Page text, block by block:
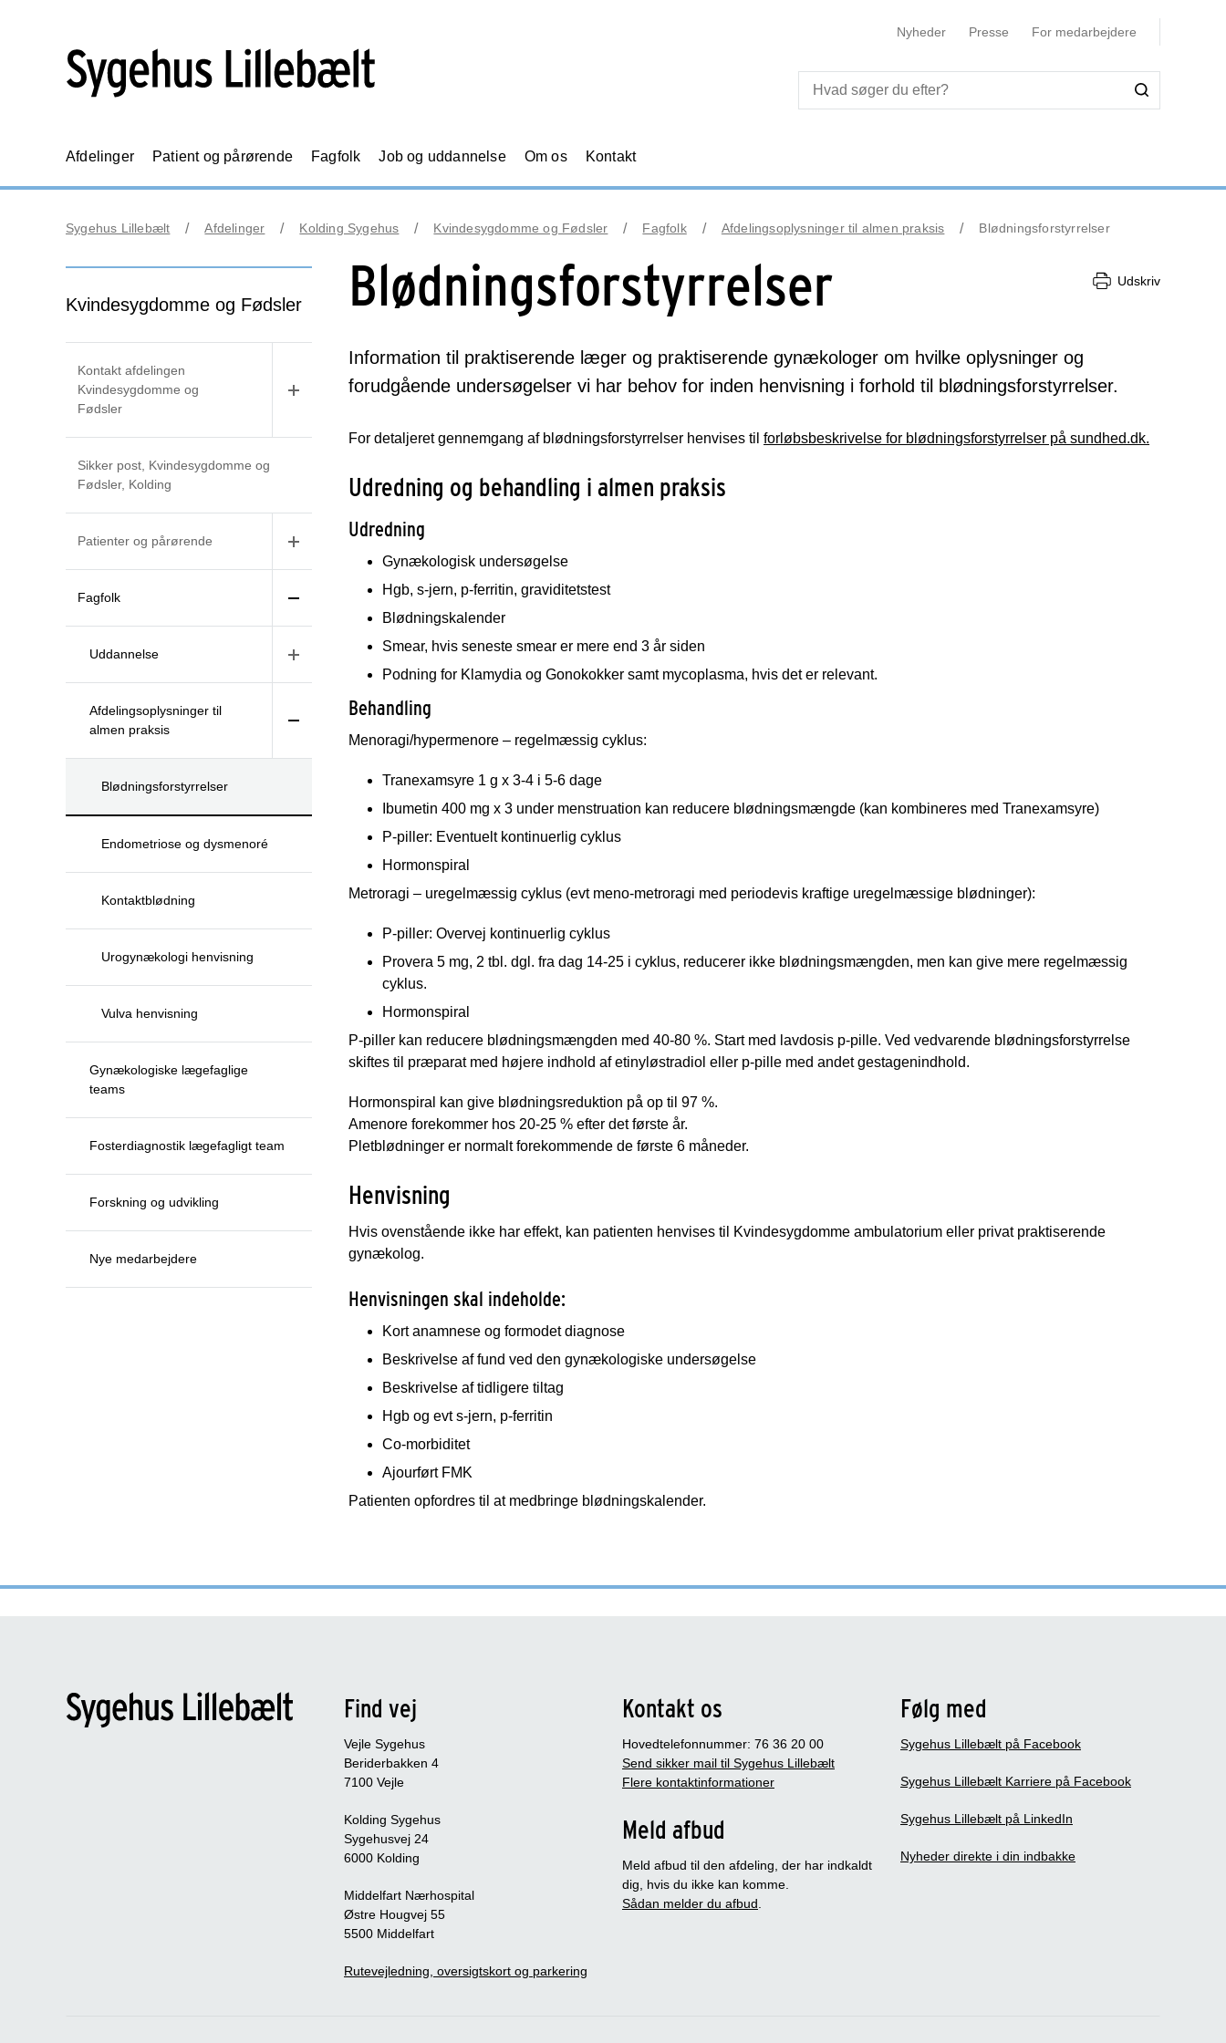
Nyheder Presse For medarbejdere
Afdelinger Patient og pårørende Fagfolk Job og uddannelse Om os Kontakt
Sygehus Lillebælt Afdelinger Kolding Sygehus Kvindesygdomme og Fødsler Fagfolk Afdelingsoplysninger til almen praksis Blødningsforstyrrelser
Kvindesygdomme og Fødsler
Kontakt afdelingen
Kvindesygdomme og
Fødsler
Sikker post, Kvindesygdomme og
Fødsler, Kolding
Patienter og pårørende
Fagfolk
Uddannelse
Afdelingsoplysninger til
almen praksis
Blødningsforstyrrelser
Endometriose og dysmenoré
Kontaktblødning
Urogynækologi henvisning
Vulva henvisning
Gynækologiske lægefaglige
teams
Fosterdiagnostik lægefagligt team
Forskning og udvikling
Nye medarbejdere
Blødningsforstyrrelser Udskriv
Information til praktiserende læger og praktiserende gynækologer om hvilke oplysninger og
forudgående undersøgelser vi har behov for inden henvisning i forhold til blødningsforstyrrelser.
For detaljeret gennemgang af blødningsforstyrrelser henvises til forløbsbeskrivelse for blødningsforstyrrelser på sundhed.dk.
Udredning og behandling i almen praksis
Udredning
Gynækologisk undersøgelse
Hgb, s-jern, p-ferritin, graviditetstest
Blødningskalender
Smear, hvis seneste smear er mere end 3 år siden
Podning for Klamydia og Gonokokker samt mycoplasma, hvis det er relevant.
Behandling
Menoragi/hypermenore – regelmæssig cyklus:
Tranexamsyre 1 g x 3-4 i 5-6 dage
Ibumetin 400 mg x 3 under menstruation kan reducere blødningsmængde (kan kombineres med Tranexamsyre)
P-piller: Eventuelt kontinuerlig cyklus
Hormonspiral
Metroragi – uregelmæssig cyklus (evt meno-metroragi med periodevis kraftige uregelmæssige blødninger):
P-piller: Overvej kontinuerlig cyklus
Provera 5 mg, 2 tbl. dgl. fra dag 14-25 i cyklus, reducerer ikke blødningsmængden, men kan give mere regelmæssig
cyklus.
Hormonspiral
P-piller kan reducere blødningsmængden med 40-80 %. Start med lavdosis p-pille. Ved vedvarende blødningsforstyrrelse
skiftes til præparat med højere indhold af etinyløstradiol eller p-pille med andet gestagenindhold.
Hormonspiral kan give blødningsreduktion på op til 97 %.
Amenore forekommer hos 20-25 % efter det første år.
Pletblødninger er normalt forekommende de første 6 måneder.
Henvisning
Hvis ovenstående ikke har effekt, kan patienten henvises til Kvindesygdomme ambulatorium eller privat praktiserende
gynækolog.
Henvisningen skal indeholde:
Kort anamnese og formodet diagnose
Beskrivelse af fund ved den gynækologiske undersøgelse
Beskrivelse af tidligere tiltag
Hgb og evt s-jern, p-ferritin
Co-morbiditet
Ajourført FMK
Patienten opfordres til at medbringe blødningskalender.
Find vej
Vejle Sygehus
Beriderbakken 4
7100 Vejle
Kolding Sygehus
Sygehusvej 24
6000 Kolding
Middelfart Nærhospital
Østre Hougvej 55
5500 Middelfart
Rutevejledning, oversigtskort og parkering
Kontakt os
Hovedtelefonnummer: 76 36 20 00
Send sikker mail til Sygehus Lillebælt
Flere kontaktinformationer
Meld afbud
Meld afbud til den afdeling, der har indkaldt
dig, hvis du ikke kan komme.
Sådan melder du afbud
Følg med
Sygehus Lillebælt på Facebook
Sygehus Lillebælt Karriere på Facebook
Sygehus Lillebælt på LinkedIn
Nyheder direkte i din indbakke